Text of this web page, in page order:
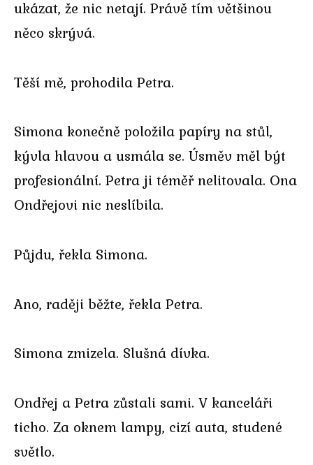
ukázat, že nic netají. Právě tím většinou
něco skrývá.
Těší mě, prohodila Petra.
Simona konečně položila papíry na stůl,
kývla hlavou a usmála se. Úsměv měl být
profesionální. Petra ji téměř nelitovala. Ona
Ondřejovi nic neslíbila.
Půjdu, řekla Simona.
Ano, raději běžte, řekla Petra.
Simona zmizela. Slušná dívka.
Ondřej a Petra zůstali sami. V kanceláři
ticho. Za oknem lampy, cizí auta, studené
světlo.